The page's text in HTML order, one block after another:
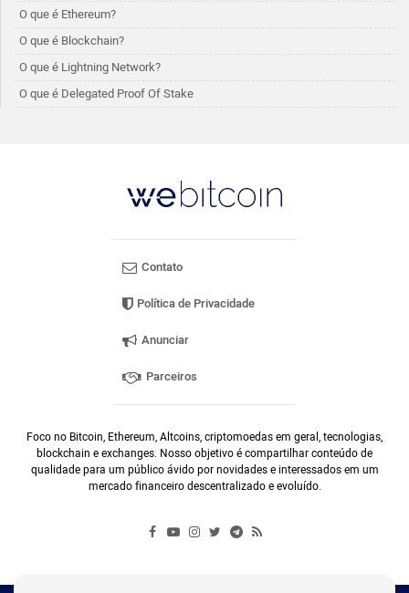
O que é Ethereum?
O que é Blockchain?
O que é Lightning Network?
O que é Delegated Proof Of Stake
Contato
Política de Privacidade
Anunciar
Parceiros
Foco no Bitcoin, Ethereum, Altcoins, criptomoedas em geral, tecnologias,
blockchain e exchanges. Nosso objetivo é compartilhar conteúdo de
qualidade para um público ávido por novidades e interessados em um
mercado financeiro descentralizado e evoluído.